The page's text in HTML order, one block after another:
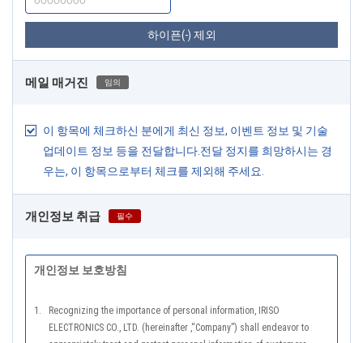
하이픈(-) 제외
메일 매거진 임의
이 항목에 체크하신 분에게 최신 정보, 이벤트 정보 및 기술
업데이트 정보 등을 전달합니다.전달 정지를 희망하시는 경
우는, 이 항목으로부터 체크를 제외해 주세요.
개인정보 취급 필수
개인정보 보호방침
1.
Recognizing the importance of personal information, IRISO
ELECTRONICS CO., LTD. (hereinafter ,“Company”) shall endeavor to